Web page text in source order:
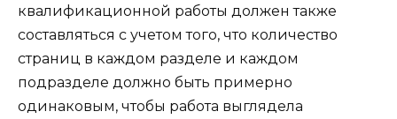
квалификационной работы должен также
составляться с учетом того, что количество
страниц в каждом разделе и каждом
подразделе должно быть примерно
одинаковым, чтобы работа выглядела